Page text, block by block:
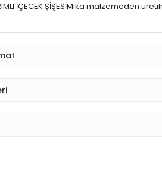
İÇECEK ŞİŞESİMika malzemeden